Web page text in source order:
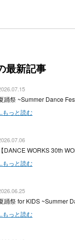
最新記事
踊祭 ~Summer Dance
もっと読む
【DANCE WORKS 30th
もっと読む
踊祭 for KIDS ~Summer
もっと読む